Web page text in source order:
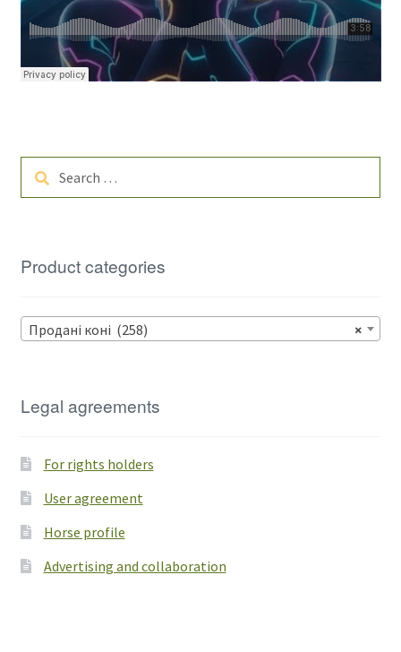
for:
Product categories
×
Продані коні (258)
Legal agreements
For rights holders
User agreement
Horse profile
Advertising and collaboration